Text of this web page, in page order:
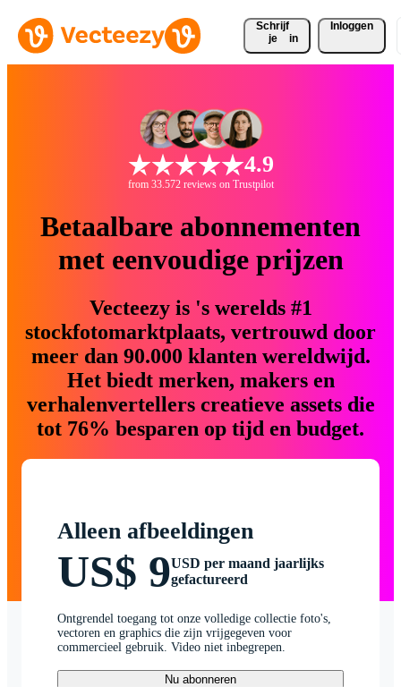
Schrijf
je
in
Inloggen
4.9
from 33.572 reviews on Trustpilot
Betaalbare abonnementen
met eenvoudige prijzen
Vecteezy is 's werelds #1
stockfotomarktplaats, vertrouwd door
meer dan 90.000 klanten wereldwijd.
Het biedt merken, makers en
verhalenvertellers creatieve assets die
tot 76% besparen op tijd en budget.
Alleen afbeeldingen
US$ 9USD per maand jaarlijks
gefactureerd
Ontgrendel toegang tot onze volledige collectie foto's,
vectoren en graphics die zijn vrijgegeven voor
commercieel gebruik. Video niet inbegrepen.
Nu abonneren